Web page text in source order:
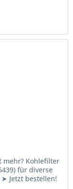
mehr? Kohlefilter
für diverse
Jetzt bestellen!